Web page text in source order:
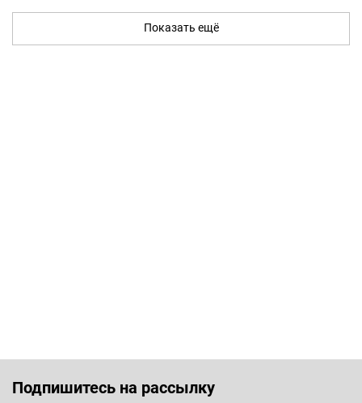
Показать ещё
Подпишитесь на рассылку